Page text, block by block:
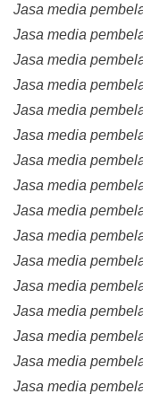
Jasa media
Jasa media
Jasa media
Jasa media
Jasa media
Jasa media
Jasa media
Jasa media
Jasa media
Jasa media
Jasa media
Jasa media
Jasa media
Jasa media
Jasa media
Jasa media